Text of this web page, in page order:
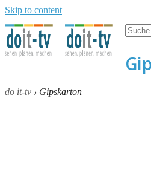
Skip to content
Open
mobile
Close
mobile
Search
do it-tv › Gipskarton